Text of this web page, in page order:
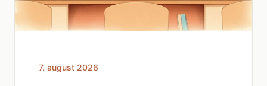
7. august 2026